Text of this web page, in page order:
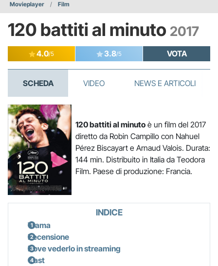
Movieplayer Film
120 battiti al minuto 2017
4.0/5 3.8/5 VOTA
SCHEDA VIDEO NEWS E ARTICOLI
120 battiti al minutoè un film del 2017
diretto da Robin Campillo con Nahuel
Pérez Biscayart e Arnaud Valois. Durata:
144 min. Distribuito in Italia da Teodora
Film. Paese di produzione: Francia.
INDICE
Trama
Recensione
Dove vederlo in streaming
Cast